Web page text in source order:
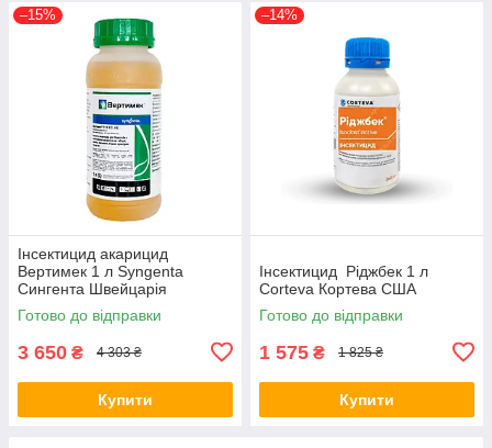
–15%
Інсектицид акарицид
Вертимек 1 л Syngenta
Сингента Швейцарія
Готово до відправки
3 650 ₴ 4 303 ₴
Купити
–14%
Інсектицид Ріджбек 1 л
Corteva Кортева США
Готово до відправки
1 575 ₴ 1 825 ₴
Купити